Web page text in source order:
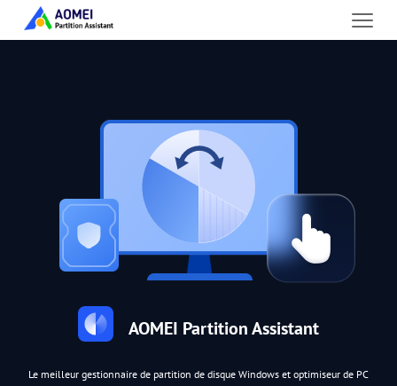
AOMEI Partition Assistant
Le meilleur gestionnaire de partition de disque Windows et optimiseur de PC